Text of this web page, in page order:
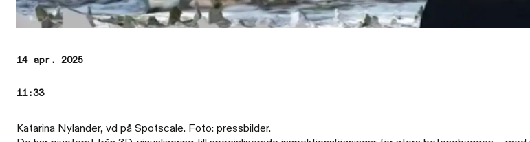
14 apr. 2025
11:33
Katarina Nylander, vd på Spotscale. Foto: pressbilder.